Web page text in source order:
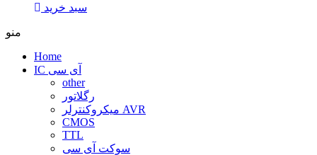
سبد خرید
منو
Home
IC آی سی
other
رگلاتور
میکروکنترلر AVR
CMOS
TTL
سوکت آی سی